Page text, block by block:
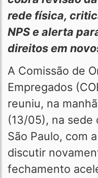
rede física,
NPS e alerta
direitos em
A Comissão de
Empregados
reuniu, na
(13/05), na sede
São Paulo, com
discutir
fechamento